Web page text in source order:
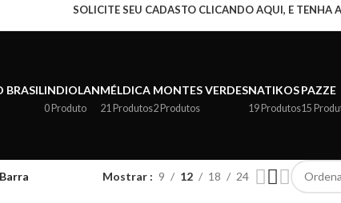
SOLICITE SEU CADASTO CLICANDO AQUI, E TENHA
BRASILINDIOLAN
0 Produto
MÉLDICA
21 Produtos
MONTES VERDES
2 Produtos
NATIKOS
19 Produtos
PAZZE
15
Mostrar 9 12 18 24